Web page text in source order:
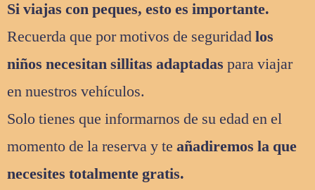
Si viajas con peques, esto es importante.
Recuerda que por motivos de seguridadlos
niños necesitan sillitas adaptadas para viajar
en nuestros vehículos.
Solo tienes que informarnos de su edad en el
momento de la reserva y te añadiremos la que
necesites totalmente gratis.